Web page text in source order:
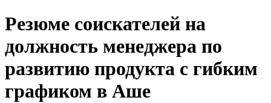
Резюме соискателей на
должность менеджера по
развитию продукта с гибким
графиком в Аше